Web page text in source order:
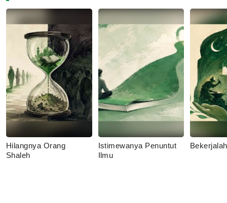
Hilangnya Orang
Shaleh
Istimewanya Penuntut
Ilmu
Bekerjalah